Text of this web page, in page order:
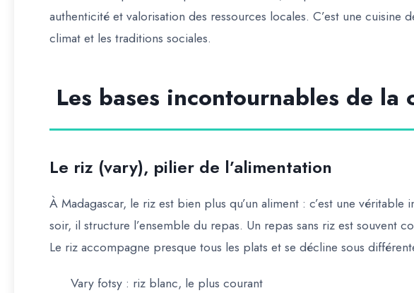
authenticité et valorisation des ressources locales. C’est une cuisine
climat et les traditions sociales.
Les bases incontournables de la
Le riz (vary), pilier de l’alimentation
À Madagascar, le riz est bien plus qu’un aliment : c’est une
soir, il structure l’ensemble du repas. Un repas sans riz est souvent
Le riz accompagne presque tous les plats et se décline sous
Vary fotsy : riz blanc, le plus courant